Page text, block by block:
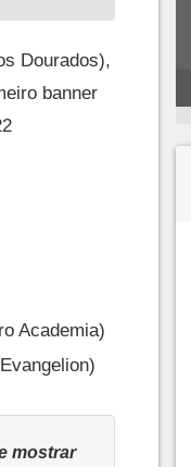
Dourados),
banner
Academia)
mostrar